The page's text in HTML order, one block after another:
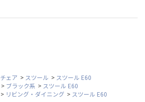
チェア > スツール > スツール E60
> ブラック系 > スツール E60
> リビング・ダイニング > スツール E60